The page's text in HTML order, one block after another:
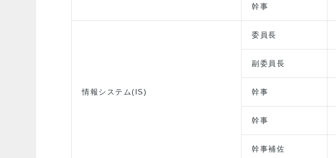
幹事
情報システム(IS)
委員長
副委員長
幹事
幹事
幹事補佐